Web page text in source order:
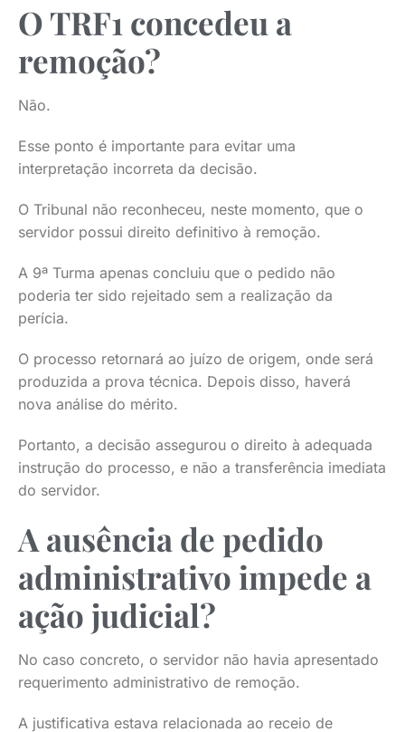
O TRF1 concedeu a
remoção?
Não.
Esse ponto é importante para evitar uma
interpretação incorreta da decisão.
O Tribunal não reconheceu, neste momento, que o
servidor possui direito definitivo à remoção.
A 9ª Turma apenas concluiu que o pedido não
poderia ter sido rejeitado sem a realização da
perícia.
O processo retornará ao juízo de origem, onde será
produzida a prova técnica. Depois disso, haverá
nova análise do mérito.
Portanto, a decisão assegurou o direito à adequada
instrução do processo, e não a transferência imediata
do servidor.
A ausência de pedido
administrativo impede a
ação judicial?
No caso concreto, o servidor não havia apresentado
requerimento administrativo de remoção.
A justificativa estava relacionada ao receio de